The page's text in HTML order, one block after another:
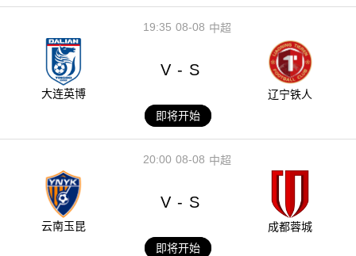
08-08
19:35 中超
大连英博
V - S
辽宁铁人
即将开始
08-08
20:00 中超
云南玉昆
V - S
成都蓉城
即将开始